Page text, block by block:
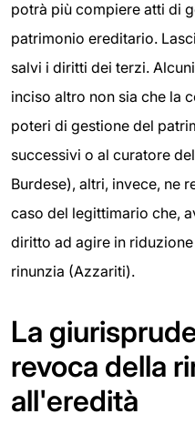
potrà più compiere atti di
patrimonio ereditario.
salvi i diritti dei terzi.
inciso altro non sia che la
poteri di gestione del
successivi o al curatore
Burdese), altri, invece, ne
caso del legittimario che,
diritto ad agire in
rinunzia (Azzariti).
La
revoca della
all'eredità